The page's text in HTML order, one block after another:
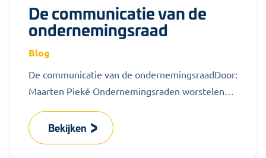
De communicatie van de
ondernemingsraad
Blog
De communicatie van de ondernemingsraadDoor:
Maarten Pieké Ondernemingsraden worstelen
achterban. In het vorige...
Bekijken